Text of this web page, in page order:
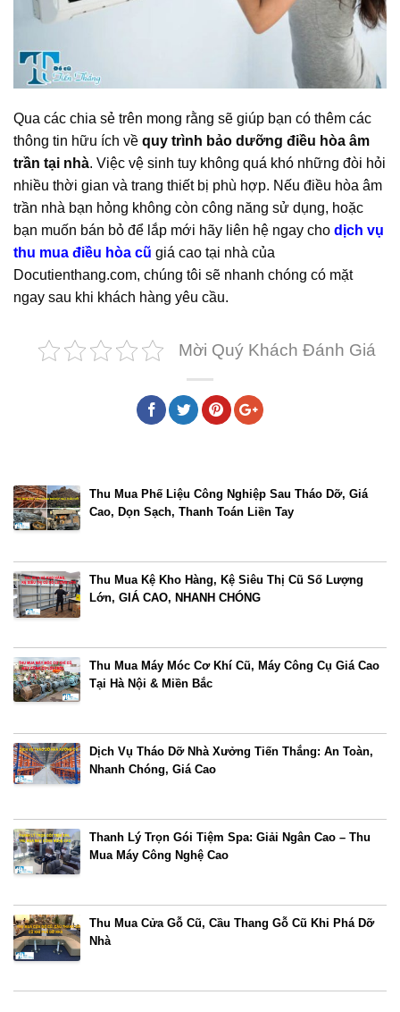
Qua các chia sẻ trên mong rằng sẽ giúp bạn có thêm các
thông tin hữu ích về quy trình bảo dưỡng điều hòa âm
trần tại nhà. Việc vệ sinh tuy không quá khó những đòi hỏi
nhiều thời gian và trang thiết bị phù hợp. Nếu điều hòa âm
trần nhà bạn hỏng không còn công năng sử dụng, hoặc
bạn muốn bán bỏ để lắp mới hãy liên hệ ngay cho dịch vụ
thu mua điều hòa cũ giá cao tại nhà của
Docutienthang.com, chúng tôi sẽ nhanh chóng có mặt
ngay sau khi khách hàng yêu cầu.
Mời Quý Khách Đánh Giá
Thu Mua Phế Liệu Công Nghiệp Sau Tháo Dỡ, Giá
Cao, Dọn Sạch, Thanh Toán Liền Tay
Thu Mua Kệ Kho Hàng, Kệ Siêu Thị Cũ Số Lượng
Lớn, GIÁ CAO, NHANH CHÓNG
Thu Mua Máy Móc Cơ Khí Cũ, Máy Công Cụ Giá Cao
Tại Hà Nội & Miền Bắc
Dịch Vụ Tháo Dỡ Nhà Xưởng Tiến Thắng: An Toàn,
Nhanh Chóng, Giá Cao
Thanh Lý Trọn Gói Tiệm Spa: Giải Ngân Cao – Thu
Mua Máy Công Nghệ Cao
Thu Mua Cửa Gỗ Cũ, Cầu Thang Gỗ Cũ Khi Phá Dỡ
Nhà